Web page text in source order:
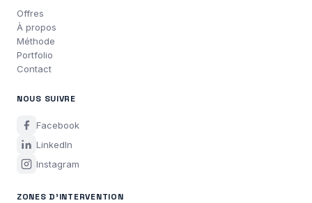
Offres
À propos
Méthode
Portfolio
Contact
NOUS SUIVRE
Facebook
LinkedIn
Instagram
ZONES D'INTERVENTION